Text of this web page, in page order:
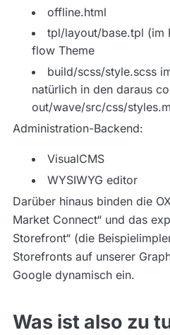
offline.html
tpl/layout/base.tpl (im
flow Theme
build/scss/style.scss
natürlich in den daraus
out/wave/src/css/
Administration-Backend:
VisualCMS
WYSIWYG editor
Darüber hinaus binden die
Market Connect“ und das
Storefront“ (die
Storefronts auf unserer
Google dynamisch ein.
Was ist also zu